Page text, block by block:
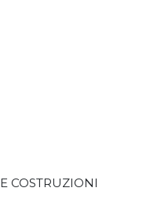
COSTRUZIONI